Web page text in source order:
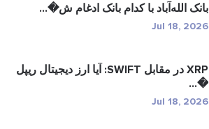
بانک الله‌آباد با کدام بانک ادغام ش�...
Jul 18, 2026
XRP در مقابل SWIFT: آیا ارز دیجیتال ریپل
�...
Jul 18, 2026